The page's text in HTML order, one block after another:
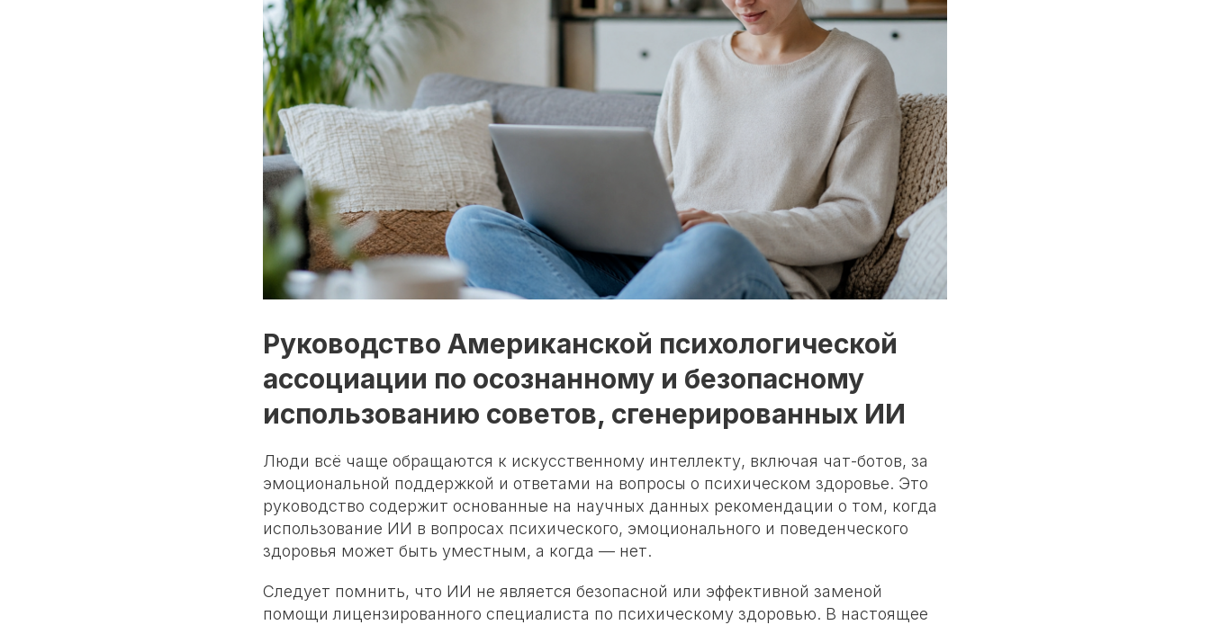
Руководство Американской психологической
ассоциации по осознанному и безопасному
использованию советов, сгенерированных ИИ
Люди всё чаще обращаются к искусственному интеллекту, включая чат-ботов, за
эмоциональной поддержкой и ответами на вопросы о психическом здоровье. Это
руководство содержит основанные на научных данных рекомендации о том, когда
использование ИИ в вопросах психического, эмоционального и поведенческого
здоровья может быть уместным, а когда — нет.
Следует помнить, что ИИ не является безопасной или эффективной заменой
помощи лицензированного специалиста по психическому здоровью. В настоящее